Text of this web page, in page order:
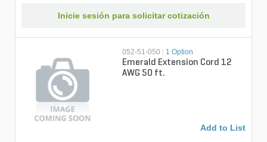
Inicie sesión para solicitar cotización
052-51-050 1 Option
Emerald Extension Cord 12
AWG 50 ft.
Add to List